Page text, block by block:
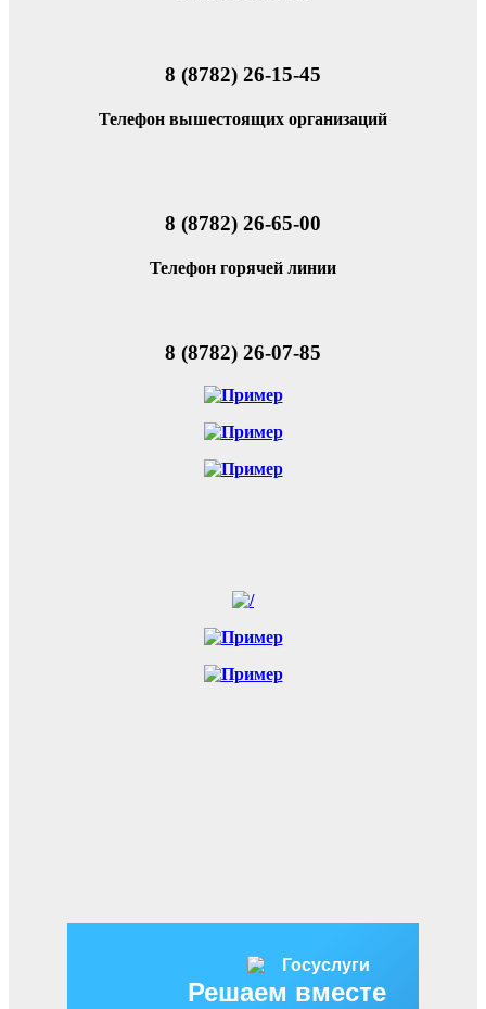
8 (8782) 26-15-45
Телефон вышестоящих организаций
8 (8782) 26-65-00
Телефон горячей линии
8 (8782) 26-07-85
Решаем вместе